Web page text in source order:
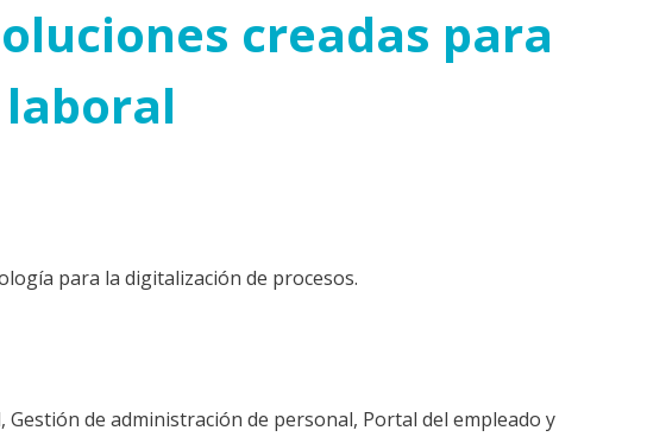
creadas para
para la digitalización de procesos.
de administración de personal, Portal del empleado y